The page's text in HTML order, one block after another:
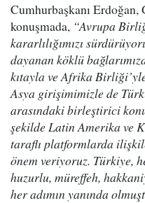
Cumhurbaşkanı Erdoğan,
konuşmada, “Avrupa
kararlılığımızı
dayanan köklü
kıtayla ve Afrika
Asya girişimimizle de
arasındaki birleştirici
şekilde Latin Amerika ve
taraflı platformlarda
önem veriyoruz. Türkiye,
huzurlu, müreffeh,
her adımın yanında